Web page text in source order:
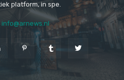
platform, in spe.
info@arnews.nl